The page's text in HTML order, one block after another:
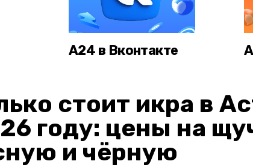
А24 в Вконтакте
стоит икра в
году: цены на
и чёрную